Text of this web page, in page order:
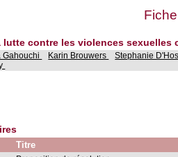
lutte contre les violences
Gahouchi Karin Brouwers
Stephanie
Titre